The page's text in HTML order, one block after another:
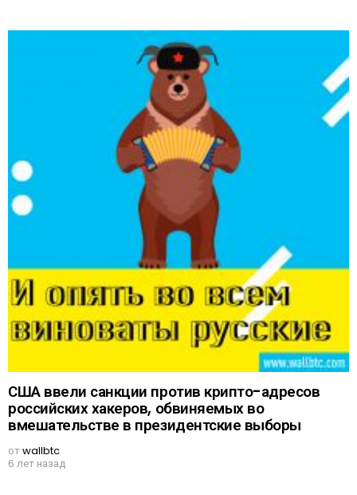
США ввели санкции против крипто-адресов
российских хакеров, обвиняемых во
вмешательстве в президентские выборы
отwallbtc
6 лет назад